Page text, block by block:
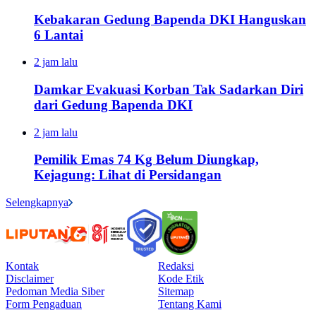
Kebakaran Gedung Bapenda DKI Hanguskan
6 Lantai
2 jam lalu
Damkar Evakuasi Korban Tak Sadarkan Diri
dari Gedung Bapenda DKI
2 jam lalu
Pemilik Emas 74 Kg Belum Diungkap,
Kejagung: Lihat di Persidangan
Selengkapnya
Kontak
Redaksi
Disclaimer
Kode Etik
Pedoman Media Siber
Sitemap
Form Pengaduan
Tentang Kami